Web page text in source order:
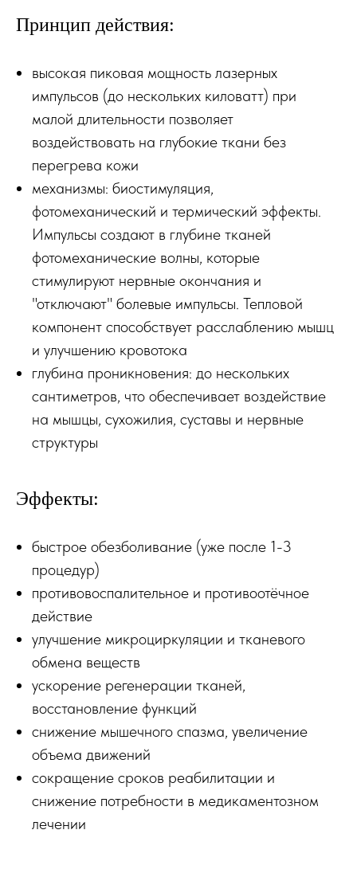
Принцип действия:
высокая пиковая мощность лазерных
импульсов (до нескольких киловатт) при
малой длительности позволяет
воздействовать на глубокие ткани без
перегрева кожи
механизмы: биостимуляция,
фотомеханический и термический эффекты.
Импульсы создают в глубине тканей
фотомеханические волны, которые
стимулируют нервные окончания и
"отключают" болевые импульсы. Тепловой
компонент способствует расслаблению мышц
и улучшению кровотока
глубина проникновения: до нескольких
сантиметров, что обеспечивает воздействие
на мышцы, сухожилия, суставы и нервные
структуры
Эффекты:
быстрое обезболивание (уже после 1-3
процедур)
противовоспалительное и противоотёчное
действие
улучшение микроциркуляции и тканевого
обмена веществ
ускорение регенерации тканей,
восстановление функций
снижение мышечного спазма, увеличение
объема движений
сокращение сроков реабилитации и
снижение потребности в медикаментозном
лечении